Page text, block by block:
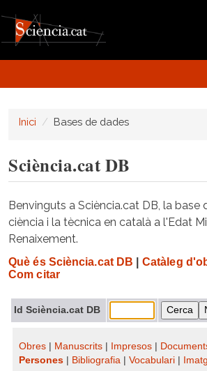
Inici Bases de dades
Sciència.cat DB
Benvinguts a Sciència.cat DB, la base
ciència i la tècnica en català a l'Edat
Renaixement.
Què és Sciència.cat DB Catàleg
Com citar
Id Sciència.cat DB
Obres Manuscrits Impresos
Persones
Bibliografia Vocabulari